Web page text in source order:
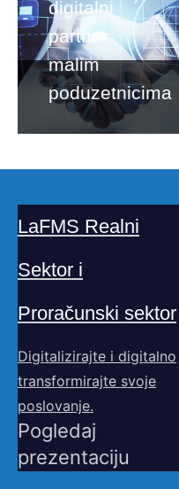
digitalni
partner
malim
poduzetnicima
LaFMS Realni
Sektor i
Proračunski sektor
Digitalizirajte i digitalno
transformirajte svoje
poslovanje.
Pogledaj
prezentaciju